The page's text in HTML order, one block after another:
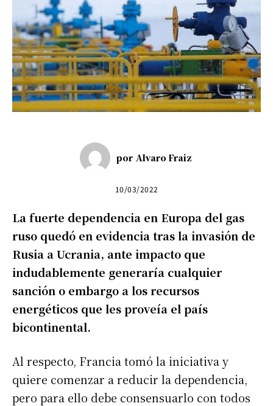
por Alvaro Fraiz
10/03/2022
La fuerte dependencia en Europa del gas
ruso quedó en evidencia tras la invasión de
Rusia a Ucrania, ante impacto que
indudablemente generaría cualquier
sanción o embargo a los recursos
energéticos que les proveía el país
bicontinental.
Al respecto, Francia tomó la iniciativa y
quiere comenzar a reducir la dependencia,
pero para ello debe consensuarlo con todos